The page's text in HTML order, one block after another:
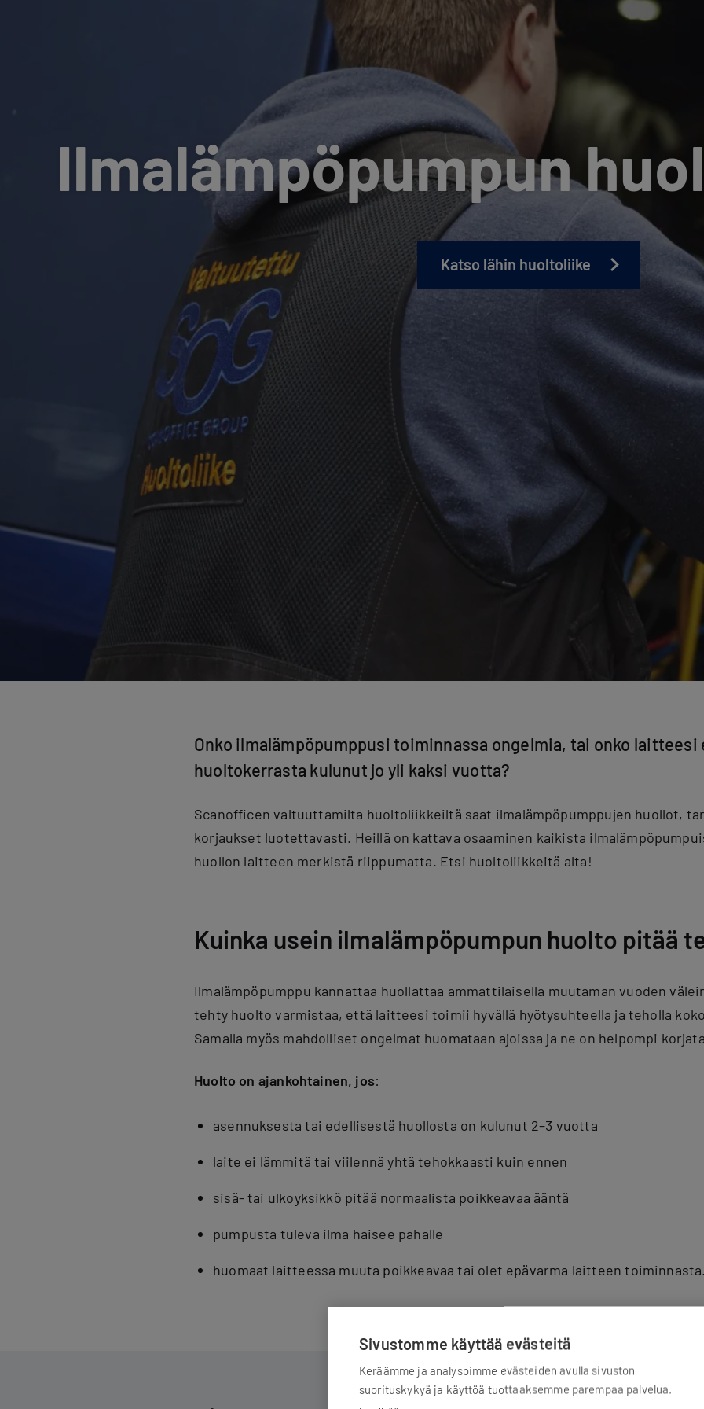
Ilmalämpöpumpun
Katso lähin huoltoliike
Onko ilmalämpöpumppusi toiminnassa ongelmia, tai onko
huoltokerrasta kulunut jo yli kaksi vuotta?
Scanofficen valtuuttamilta huoltoliikkeiltä saat ilmalämpöpumppujen huollot,
korjaukset luotettavasti. Heillä on kattava osaaminen kaikista
huollon laitteen merkistä riippumatta. Etsi huoltoliikkeitä alta!
Kuinka usein ilmalämpöpumpun huolto pitää
Ilmalämpöpumppu kannattaa huollattaa ammattilaisella muutaman vuoden
tehty huolto varmistaa, että laitteesi toimii hyvällä hyötysuhteella ja teholla
Samalla myös mahdolliset ongelmat huomataan ajoissa ja ne on helpompi
Huolto on ajankohtainen, jos:
asennuksesta tai edellisestä huollosta on kulunut 2–3 vuotta
laite ei lämmitä tai viilennä yhtä tehokkaasti kuin ennen
sisä- tai ulkoyksikkö pitää normaalista poikkeavaa ääntä
pumpusta tuleva ilma haisee pahalle
huomaat laitteessa muuta poikkeavaa tai olet epävarma laitteen
Sivustomme käyttää evästeitä
Keräämme ja analysoimme evästeiden avulla sivuston
suorituskykyä ja käyttöä tuottaaksemme parempaa palvelua.